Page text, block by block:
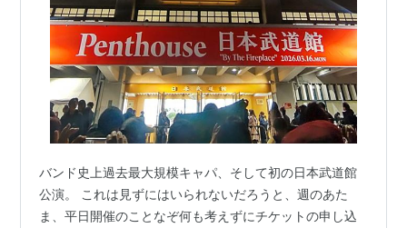
バンド史上過去最大規模キャパ、そして初の日本武道館
公演。 これは見ずにはいられないだろうと、週のあた
ま、平日開催のことなぞ何も考えずにチケットの申し込